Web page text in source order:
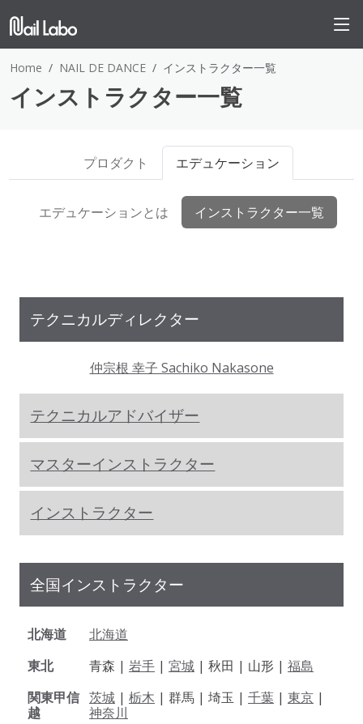
Home NAIL DE DANCE インストラクター一覧
インストラクター一覧
プロダクト エデュケーション
エデュケーションとは インストラクター一覧
テクニカルディレクター
仲宗根 幸子 Sachiko Nakasone
テクニカルアドバイザー
マスターインストラクター
インストラクター
全国インストラクター
北海道
北海道
東北
青森 | 岩手 | 宮城 | 秋田 | 山形 | 福島
関東甲信
越
茨城 | 栃木 | 群馬 | 埼玉 | 千葉 | 東京 |
神奈川